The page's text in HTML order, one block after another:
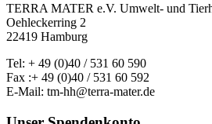
TERRA MATER e.V. Umwelt- und
Oehleckerring 2
22419 Hamburg
Tel: + 49 (0)40 / 531 60 590
Fax :+ 49 (0)40 / 531 60 592
E-Mail: tm-hh@terra-mater.de